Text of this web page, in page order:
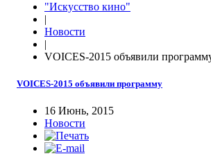
"Искусство кино"
|
Новости
|
VOICES-2015 объявили
VOICES-2015 объявили программу
16 Июнь, 2015
Новости